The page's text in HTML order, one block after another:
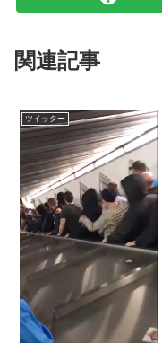
関連記事
ツイッター